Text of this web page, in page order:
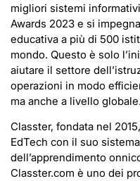
migliori sistemi
Awards 2023 e si
educativa a più di 500
mondo. Questo è solo
aiutare il settore
operazioni in modo
ma anche a livello globale.
Classter, fondata nel
EdTech con il suo
dell’apprendimento
Classter.com è uno dei